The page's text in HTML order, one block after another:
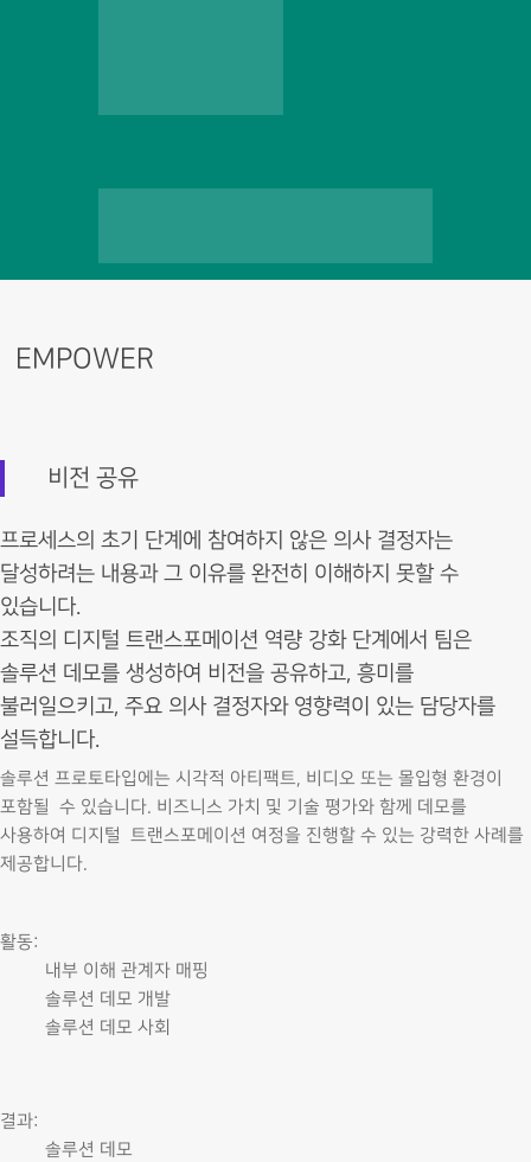
EMPOWER
비전 공유
프로세스의 초기 단계에 참여하지 않은 의사 결정자는
달성하려는 내용과 그 이유를 완전히 이해하지 못할 수
있습니다.
조직의 디지털 트랜스포메이션 역량 강화 단계에서 팀은
솔루션 데모를 생성하여 비전을 공유하고, 흥미를
불러일으키고, 주요 의사 결정자와 영향력이 있는 담당자를
설득합니다.
솔루션 프로토타입에는 시각적 아티팩트, 비디오 또는 몰입형 환경이
포함될 수 있습니다. 비즈니스 가치 및 기술 평가와 함께 데모를
사용하여 디지털 트랜스포메이션 여정을 진행할 수 있는 강력한 사례를
제공합니다.
활동:
내부 이해 관계자 매핑
솔루션 데모 개발
솔루션 데모 사회
결과:
솔루션 데모